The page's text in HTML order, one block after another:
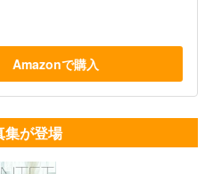
Amazonで購入
集が登場